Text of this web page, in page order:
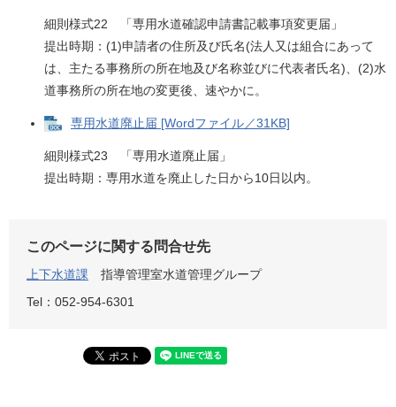
細則様式22 「専用水道確認申請書記載事項変更届」
提出時期：(1)申請者の住所及び氏名(法人又は組合にあって
は、主たる事務所の所在地及び名称並びに代表者氏名)、(2)水
道事務所の所在地の変更後、速やかに。
専用水道廃止届 [Wordファイル／31KB]
細則様式23 「専用水道廃止届」
提出時期：専用水道を廃止した日から10日以内。
このページに関する問合せ先
上下水道課
指導管理室水道管理グループ
Tel：052-954-6301